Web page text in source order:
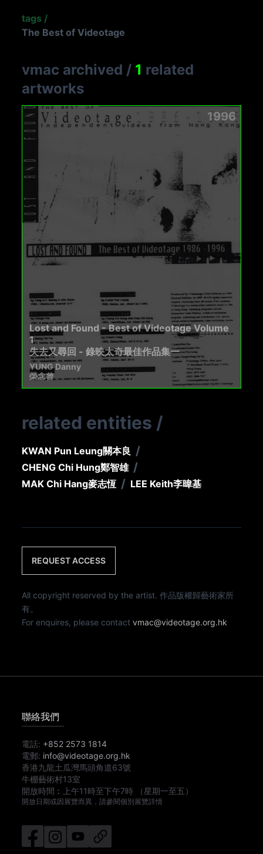
tags /
The Best of Videotage
vmac archived / 1 related
artworks
1996
Lost and Found - Best of Videotage Volume
1
失去又尋回 - 錄映太奇最佳作品集一
YUNG Danny
榮念曾
related entities /
KWAN Pun Leung關本良 /
CHENG Chi Hung鄭智雄 /
MAK Chi Hang麥志恆 / LEE Keith李暐基
REQUEST ACCESS
All copyright reserved by the artist. 作品版權歸藝術家所
有。
For enquires, please contactvmac@videotage.org.hk
聯絡我們
電話: +852 2573 1814
電郵: info@videotage.org.hk
香港九龍土瓜灣馬頭角道63號
牛棚藝術村13室
開放時間︰
上午11時至下午7時 （星期一至五）
開放日期或因展覽而異，請參閱個別展覽詳情